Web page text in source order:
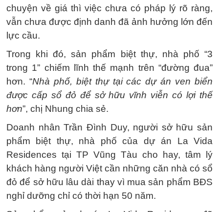
chuyện về giá thì việc chưa có pháp lý rõ ràng,
vẫn chưa được định danh đã ảnh hưởng lớn đến
lực cầu.
Trong khi đó, sản phẩm biệt thự, nhà phố “3
trong 1” chiếm lĩnh thế mạnh trên “đường đua”
hơn. “Nhà phố, biệt thự tại các dự án ven biển
được cấp sổ đỏ để sở hữu vĩnh viễn có lợi thế
hơn”, chị Nhung chia sẻ.
Doanh nhân Trần Đình Duy, người sở hữu sản
phẩm biệt thự, nhà phố của dự án La Vida
Residences tại TP Vũng Tàu cho hay, tâm lý
khách hàng người Việt cần những căn nhà có sổ
đỏ để sở hữu lâu dài thay vì mua sản phẩm BĐS
nghỉ dưỡng chỉ có thời hạn 50 năm.